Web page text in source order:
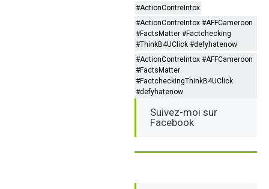
#ActionContreIntox
#ActionContreIntox #AFFCameroon
#FactsMatter #Factchecking
#ThinkB4UClick #defyhatenow
#ActionContreIntox #AFFCameroon
#FactsMatter
#FactcheckingThinkB4UClick
#defyhatenow
Suivez-moi sur
Facebook